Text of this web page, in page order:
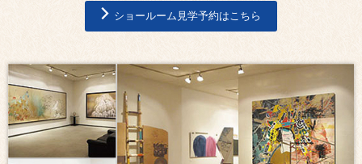
ショールーム見学予約はこちら